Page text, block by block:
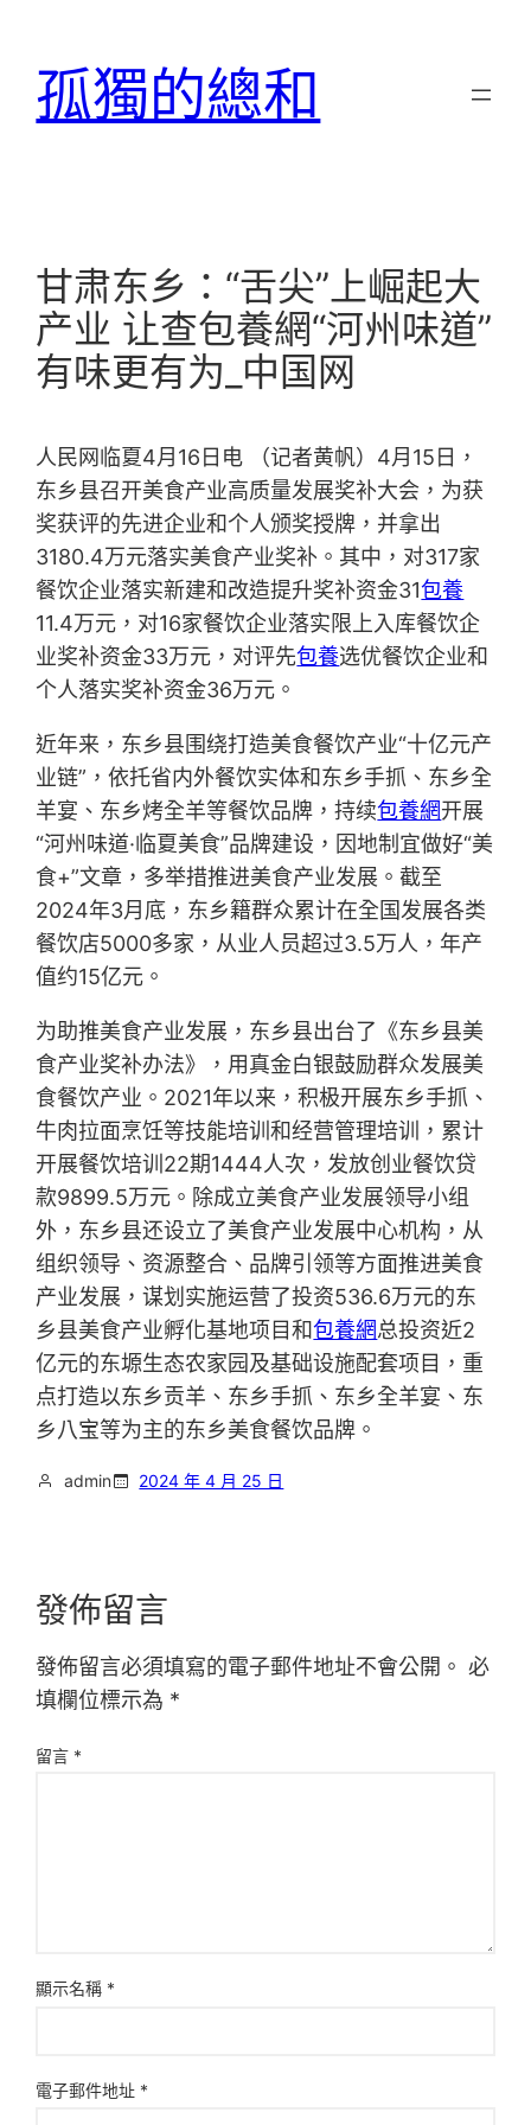
孤獨的總和
甘肃东乡：“舌尖”上崛起大
产业 让查包養網“河州味道”
有味更有为_中国网
人民网临夏4月16日电 （记者黄帆）4月15日，
东乡县召开美食产业高质量发展奖补大会，为获
奖获评的先进企业和个人颁奖授牌，并拿出
3180.4万元落实美食产业奖补。其中，对317家
餐饮企业落实新建和改造提升奖补资金31包養
11.4万元，对16家餐饮企业落实限上入库餐饮企
业奖补资金33万元，对评先包養选优餐饮企业和
个人落实奖补资金36万元。
近年来，东乡县围绕打造美食餐饮产业“十亿元产
业链”，依托省内外餐饮实体和东乡手抓、东乡全
羊宴、东乡烤全羊等餐饮品牌，持续包養網开展
“河州味道·临夏美食”品牌建设，因地制宜做好“美
食+”文章，多举措推进美食产业发展。截至
2024年3月底，东乡籍群众累计在全国发展各类
餐饮店5000多家，从业人员超过3.5万人，年产
值约15亿元。
为助推美食产业发展，东乡县出台了《东乡县美
食产业奖补办法》，用真金白银鼓励群众发展美
食餐饮产业。2021年以来，积极开展东乡手抓、
牛肉拉面烹饪等技能培训和经营管理培训，累计
开展餐饮培训22期1444人次，发放创业餐饮贷
款9899.5万元。除成立美食产业发展领导小组
外，东乡县还设立了美食产业发展中心机构，从
组织领导、资源整合、品牌引领等方面推进美食
产业发展，谋划实施运营了投资536.6万元的东
乡县美食产业孵化基地项目和包養網总投资近2
亿元的东塬生态农家园及基础设施配套项目，重
点打造以东乡贡羊、东乡手抓、东乡全羊宴、东
乡八宝等为主的东乡美食餐饮品牌。
admin 2024 年 4 月 25 日
發佈留言
發佈留言必須填寫的電子郵件地址不會公開。 必
填欄位標示為 *
留言 *
顯示名稱 *
電子郵件地址 *